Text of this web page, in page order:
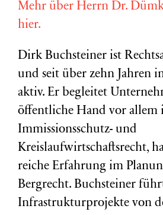
Mehr über Herrn Dr.
hier.
Dirk Buchsteiner ist
und seit über zehn Jahren
aktiv. Er begleitet
öffentliche Hand vor allem
Immissionsschutz- und
Kreislaufwirtschaftsrecht,
reiche Erfahrung im
Bergrecht. Buchsteiner
Infrastrukturprojekte von